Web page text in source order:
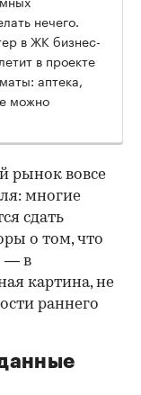
нечего.
в ЖК бизнес-
в проекте
аптека,
можно
рынок вовсе
многие
сдать
о том, что
— в
картина, не
раннего